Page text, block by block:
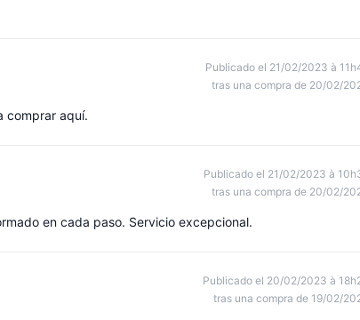
Publicado el 21/02/2023 à
tras una compra de 20/02/
comprar aquí.
Publicado el 21/02/2023 à
tras una compra de 20/02/
en cada paso. Servicio excepcional.
Publicado el 20/02/2023 à
tras una compra de 19/02/